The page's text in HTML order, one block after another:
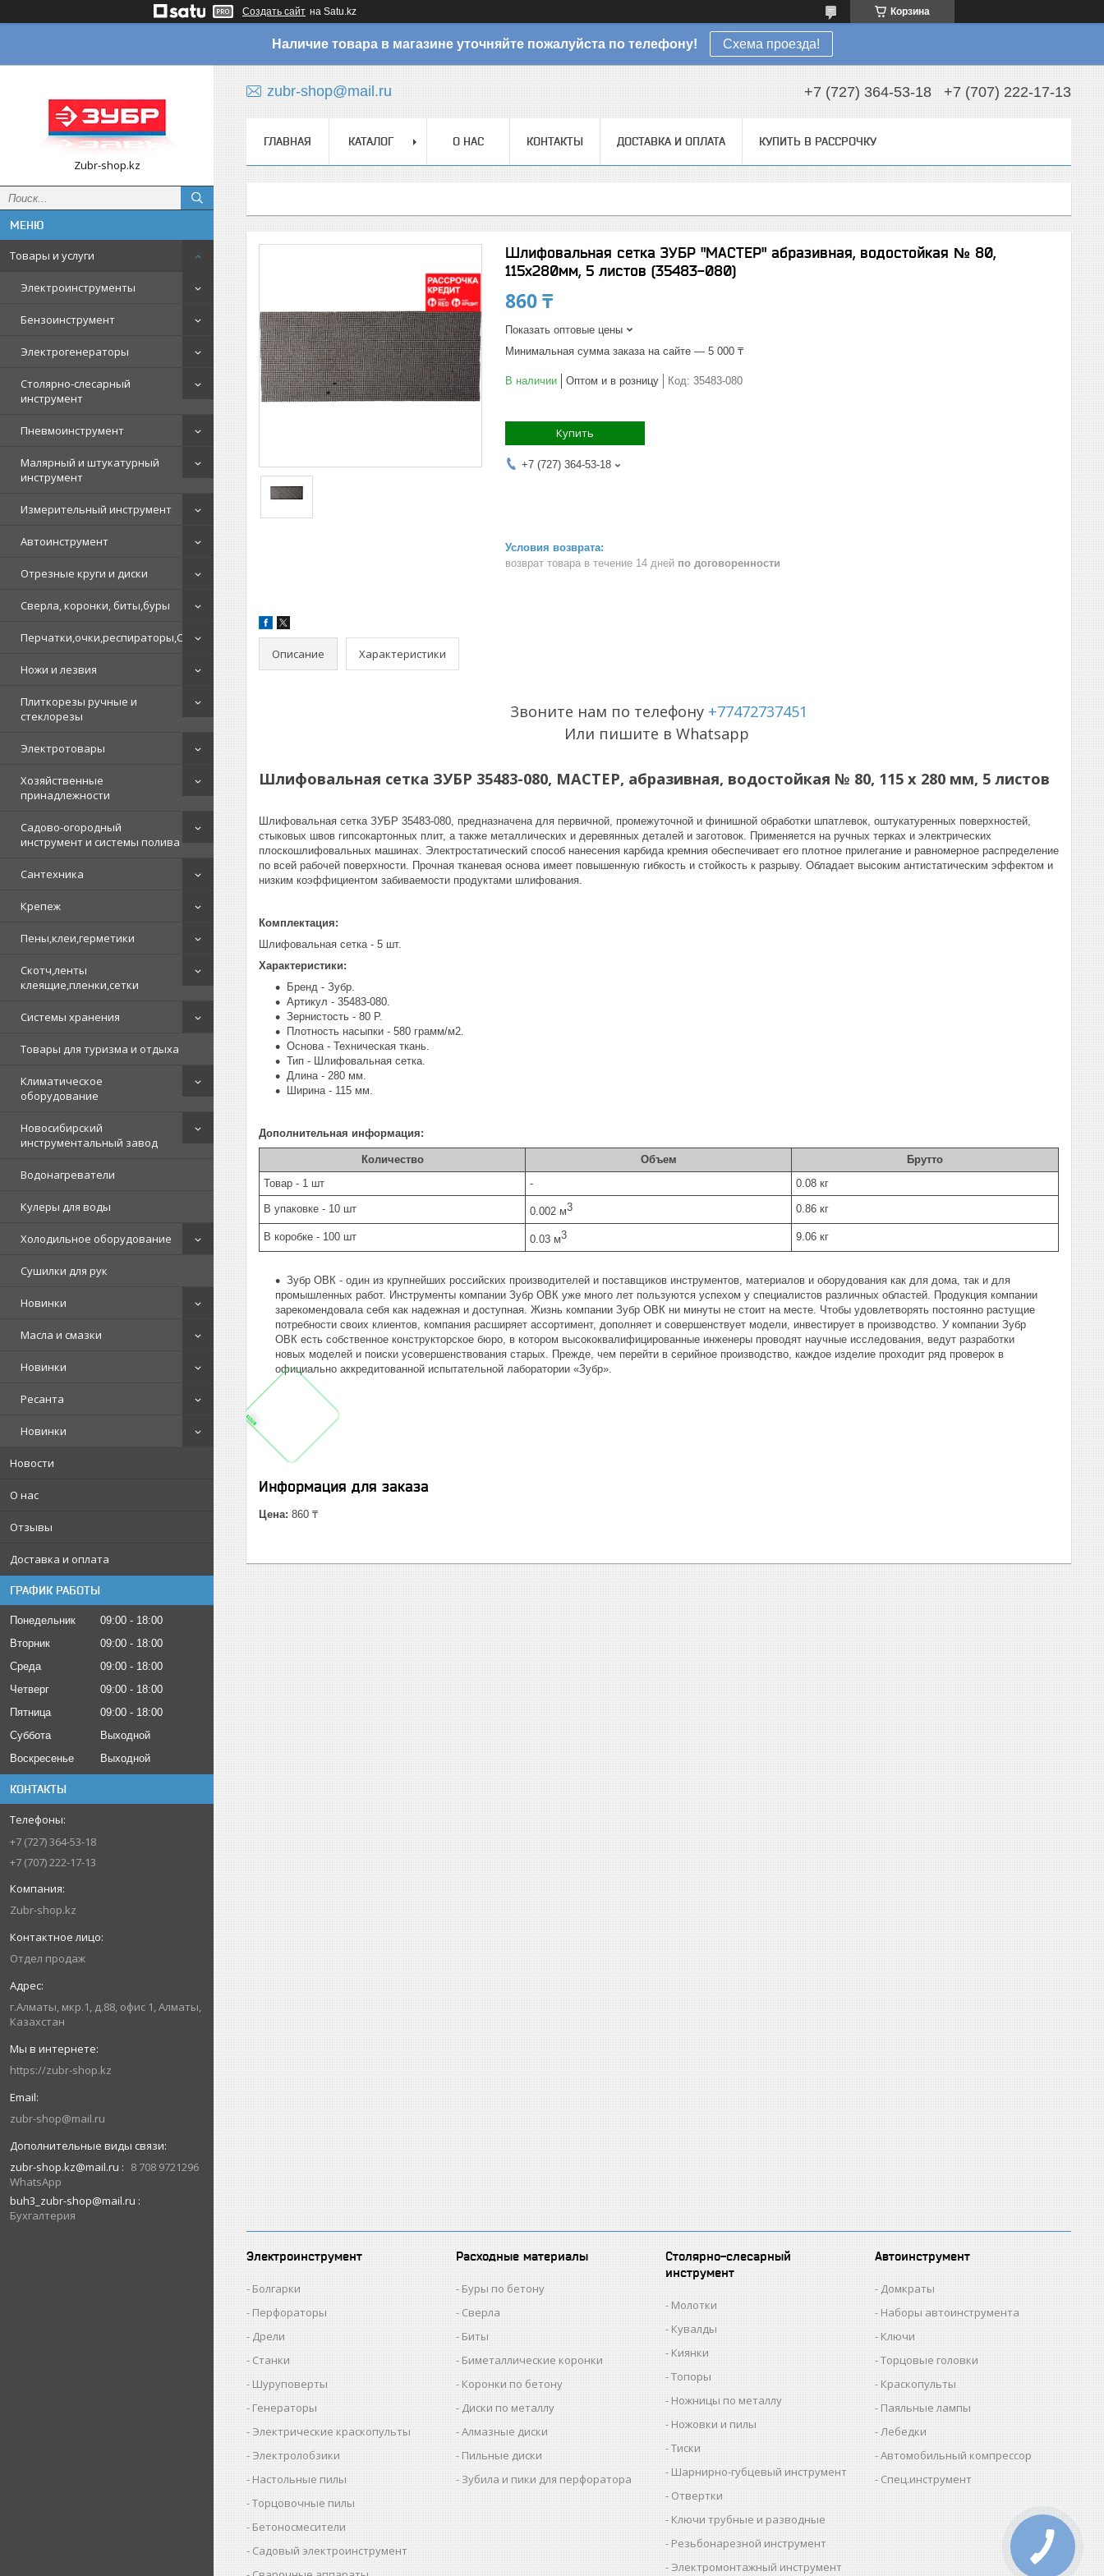
Создать сайт на Satu.kz Корзина
Наличие товара в магазине уточняйте пожалуйста по телефону! Схема проезда!
Zubr-shop.kz
Товары и услуги
Электроинструменты
Бензоинструмент
Электрогенераторы
Столярно-слесарный
инструмент
Пневмоинструмент
Малярный и штукатурный
инструмент
Измерительный инструмент
Автоинструмент
Отрезные круги и диски
Сверла, коронки, биты,буры
Перчатки,очки,респираторы,СИЗ
Ножи и лезвия
Плиткорезы ручные и
стеклорезы
Электротовары
Хозяйственные
принадлежности
Садово-огородный
инструмент и системы полива
Сантехника
Крепеж
Пены,клеи,герметики
Скотч,ленты
клеящие,пленки,сетки
Системы хранения
Товары для туризма и отдыха
Климатическое
оборудование
Новосибирский
инструментальный завод
Водонагреватели
Кулеры для воды
Холодильное оборудование
Сушилки для рук
Новинки
Масла и смазки
Новинки
Ресанта
Новинки
Новости
О нас
Отзывы
Доставка и оплата
ГРАФИК РАБОТЫ
Понедельник 09:00
18:00
Вторник
09:00
18:00
Среда
09:00
18:00
Четверг
09:00
18:00
Пятница
09:00
18:00
Суббота
Выходной
Воскресенье
Выходной
КОНТАКТЫ
+7 (727) 364-53-18
+7 (707) 222-17-13
Zubr-shop.kz
Отдел продаж
г.Алматы, мкр.1, д.88, офис 1, Алматы,
Казахстан
https://zubr-shop.kz
zubr-shop@mail.ru
zubr-shop.kz@mail.ru
8 708 9721296
WhatsApp
buh3_zubr-shop@mail.ru
Бухгалтерия
zubr-shop@mail.ru +7 (727) 364-53-18 +7 (707) 222-17-13
ГЛАВНАЯ КАТАЛОГ О НАС КОНТАКТЫ ДОСТАВКА И ОПЛАТА КУПИТЬ В РАССРОЧКУ
Шлифовальная сетка ЗУБР "МАСТЕР" абразивная, водостойкая № 80,
115х280мм, 5 листов (35483-080)
860 ₸
Показать оптовые цены
Минимальная сумма заказа на сайте — 5 000 ₸
В наличии Оптом и в розницу Код: 35483-080
Купить
+7 (727) 364-53-18
возврат товара в течение 14 дней по договоренности
Описание Характеристики
Звоните нам по телефону +77472737451
Или пишите в Whatsapp
Шлифовальная сетка ЗУБР 35483-080, МАСТЕР, абразивная, водостойкая № 80, 115 х 280 мм, 5 листов
Шлифовальная сетка ЗУБР 35483-080, предназначена для первичной, промежуточной и финишной обработки шпатлевок, оштукатуренных поверхностей,
стыковых швов гипсокартонных плит, а также металлических и деревянных деталей и заготовок. Применяется на ручных терках и электрических
плоскошлифовальных машинах. Электростатический способ нанесения карбида кремния обеспечивает его плотное прилегание и равномерное распределение
по всей рабочей поверхности. Прочная тканевая основа имеет повышенную гибкость и стойкость к разрыву. Обладает высоким антистатическим эффектом и
низким коэффициентом забиваемости продуктами шлифования.
Комплектация:
Шлифовальная сетка - 5 шт.
Характеристики:
Бренд - Зубр.
Артикул - 35483-080.
Зернистость - 80 P.
Плотность насыпки - 580 грамм/м2.
Основа - Техническая ткань.
Тип - Шлифовальная сетка.
Длина - 280 мм.
Ширина - 115 мм.
Дополнительная информация:
Количество Объем
Брутто
Товар - 1 шт
- 0.08 кг
В упаковке - 10 шт 0.002 м3 0.86 кг
В коробке - 100 шт 0.03 м3 9.06 кг
Зубр ОВК - один из крупнейших российских производителей и поставщиков инструментов, материалов и оборудования как для дома, так и для
промышленных работ. Инструменты компании Зубр ОВК уже много лет пользуются успехом у специалистов различных областей. Продукция компании
зарекомендовала себя как надежная и доступная. Жизнь компании Зубр ОВК ни минуты не стоит на месте. Чтобы удовлетворять постоянно растущие
потребности своих клиентов, компания расширяет ассортимент, дополняет и совершенствует модели, инвестирует в производство. У компании Зубр
ОВК есть собственное конструкторское бюро, в котором высококвалифицированные инженеры проводят научные исследования, ведут разработки
новых моделей и поиски усовершенствования старых. Прежде, чем перейти в серийное производство, каждое изделие проходит ряд проверок в
официально аккредитованной испытательной лаборатории «Зубр».
Информация для заказа
Цена: 860 ₸
Электроинструмент
Болгарки
Перфораторы
Дрели
Станки
Шуруповерты
Генераторы
Электрические краскопульты
Электролобзики
Настольные пилы
Торцовочные пилы
Бетоносмесители
Садовый электроинструмент
Расходные материалы
Буры по бетону
Сверла
Биты
Биметаллические коронки
Коронки по бетону
Диски по металлу
Алмазные диски
Пильные диски
Зубила и пики для перфоратора
Столярно-слесарный
инструмент
Молотки
Кувалды
Киянки
Топоры
Ножницы по металлу
Ножовки и пилы
Тиски
Шарнирно-губцевый инструмент
Отвертки
Ключи трубные и разводные
Резьбонарезной инструмент
Электромонтажный инструмент
Автоинструмент
Домкраты
Наборы автоинструмента
Ключи
Торцовые головки
Краскопульты
Паяльные лампы
Лебедки
Автомобильный компрессор
Спец.инструмент